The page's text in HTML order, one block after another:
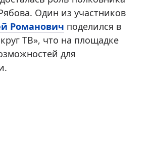
Один из участников
Романович поделился в
ТВ», что на площадке
для